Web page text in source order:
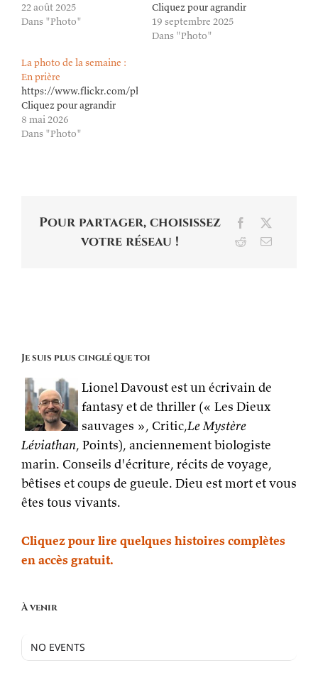
22 août 2025
Dans "Photo"
Cliquez pour agrandir
19 septembre 2025
Dans "Photo"
La photo de la semaine :
En prière
https://www.flickr.com/photos/lioneldavoust/55253796725/in/
Cliquez pour agrandir
8 mai 2026
Dans "Photo"
Pour partager, choisissez
votre réseau !
Facebook
RedditEmail
Je suis plus cinglé que toi
Lionel Davoust est un écrivain de
fantasy et de thriller (« Les Dieux
sauvages », Critic,Le Mystère
Léviathan, Points), anciennement biologiste
marin. Conseils d'écriture, récits de voyage,
bêtises et coups de gueule. Dieu est mort et vous
êtes tous vivants.
Cliquez pour lire quelques histoires complètes
en accès gratuit.
À venir
NO EVENTS